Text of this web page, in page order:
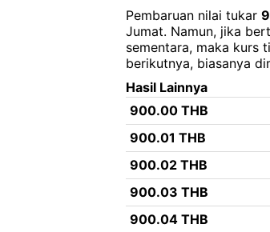
Pembaruan nilai tukar
Jumat. Namun, jika
sementara, maka kurs
berikutnya, biasanya
Hasil Lainnya
900.00 THB
900.01 THB
900.02 THB
900.03 THB
900.04 THB